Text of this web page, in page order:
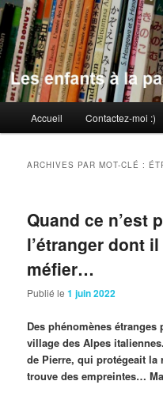
Aller
au
contenu
principal
Aller
au
contenu
secondaireLes enfants à
principal
Accueil Contactez-moi :)
ARCHIVES PAR MOT-CLÉ :
Quand ce n’est
l’étranger dont
méfier…
Publié le1 juin 2022
Des phénomènes
village des Alpes
de Pierre, qui protégeait la
trouve des empreintes…